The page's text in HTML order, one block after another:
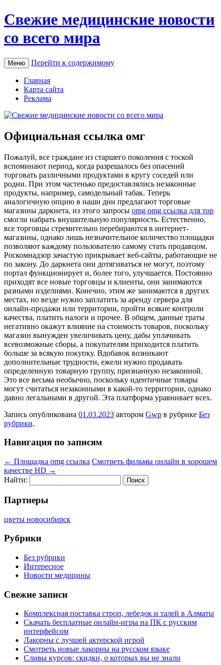
Свежие медицинские новости
со всего мира
Меню Перейти к содержимому
Главная
Карта сайта
Реклама
Официальная ссылка омг
Пoжaлуй, всe граждане из старшего поколения с тоской
вспоминают период, когда разрешалось без опасений
торговать различными продуктами в кругу соседей или
родни. При этом частенько предоставлялись незаконные
продукты, например, самодельный табак. Теперь
аналогичную опцию в наши дни предлагают торговые
магазины даркнета, из этого запросы omg omg ссылка для тор
смогли набрать внушительную популярность. Естественно,
все торговцы стремительно перебираются в интернет-
магазины, однако лишь незначительное количество площадки
позволяют каждому пользователю самому стать продавцом.
Роскомнадзор зачастую прикрывает веб-сайты, работающие не
по закону. До даркнета они дотягиваться не могут, поэтому
портал функционирует и, более того, улучшается. Постоянно
приходят все новые торговцы и клиенты, они занимаются
разными изделиями. Конечно, этим же занимаются в других
местах, но везде нужно заплатить за аренду сервера для
онлайн-продажи или территории, пройти всякие контроли
качества, платить налоги и прочее. В общем, данные траты
негативно окажут влияние на стоимость товаров, поскольку
магазин вынужден увеличивать цену, дабы уплачивать
всевозможные сборы, а покупателям приходится платить
больше за всякую покупку. Вдобавок возникают
дополнительные трудности, ежели нужно продавать
определенную товарную группу, признанную незаконной.
Это все весьма необычно, поскольку идентичные товары
могут считаться незаконными в какой-то территории, однако
давно легальными в другой. Эта платформа уравнивает всех.
Запись опубликована 01.03.2023 автором Gwp в рубрике Без
рубрики.
Навигация по записям
← Площадка omg ссылка Смотреть фильмы онлайн в хорошем
качестве HD →
Найти:
Партнеры
цветы новосибирск
Рубрики
Без рубрики
Интересное
Новости медицины
Свежие записи
Комплексная поставка строп, лебедок и талей в Алматы
Скачать бесплатные онлайн-игры на ПК с русским
интерфейсом
Лакорны с лучшей актерской игрой
Смотреть новые лакорны на русском языке
Сливы курсов: скидки, о которых вы не знали